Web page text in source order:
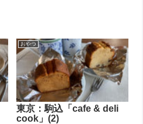
おやつ
東京：駒込「cafe & deli
cook」(2)